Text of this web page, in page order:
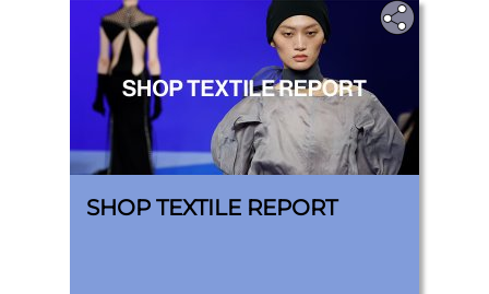
SHOP TEXTILE REPORT